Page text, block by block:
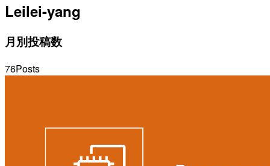
Leilei-yang
月別投稿数
76Posts